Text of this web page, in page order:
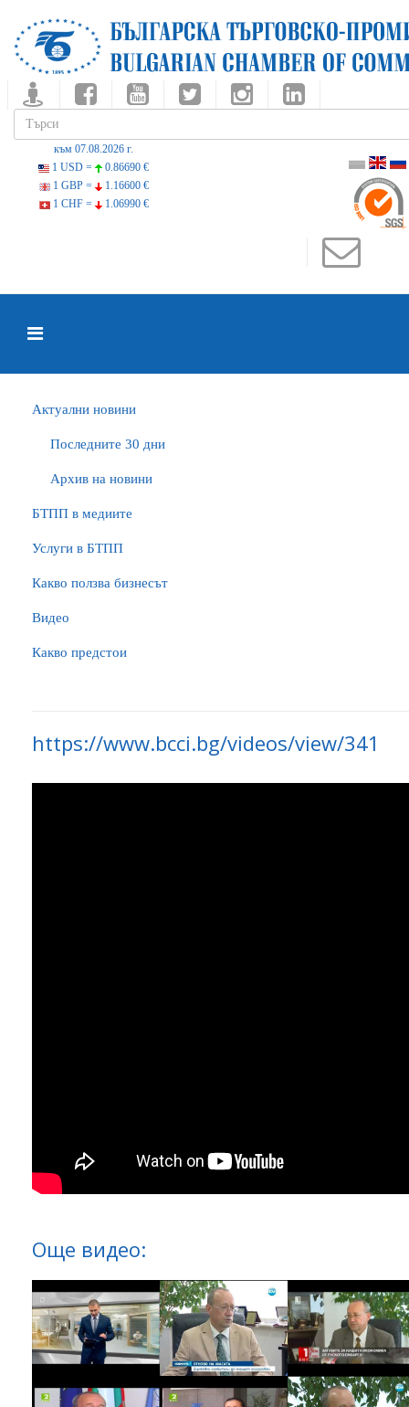
към 07.08.2026 г.
1 USD =
0.86690 €
1 GBP =
1.16600 €
1 CHF =
1.06990 €
Актуални новини
Последните 30 дни
Архив на новини
БTПП в медиите
Услуги в БТПП
Какво ползва бизнесът
Видео
Какво предстои
https://www.bcci.bg/videos/view/341
Още видео: